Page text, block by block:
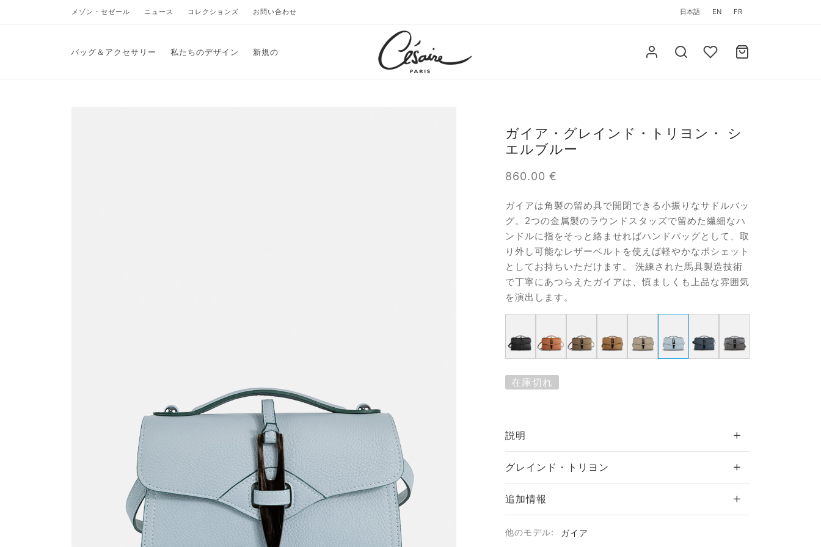
メゾン・セゼール ニュース コレクションズ お問い合わせ 日本語 EN FR
バッグ＆アクセサリー 私たちのデザイン 新規の
ガイア・グレインド・トリヨン・ シ
エルブルー
860.00 €
ガイアは角製の留め具で開閉できる小振りなサドルバッ
グ。2つの金属製のラウンドスタッズで留めた繊細なハ
ンドルに指をそっと絡ませればハンドバッグとして、取
り外し可能なレザーベルトを使えば軽やかなポシェット
としてお持ちいただけます。 洗練された馬具製造技術
で丁寧にあつらえたガイアは、慎ましくも上品な雰囲気
を演出します。
在庫切れ
説明
グレインド・トリヨン
追加情報
他のモデル: ガイア